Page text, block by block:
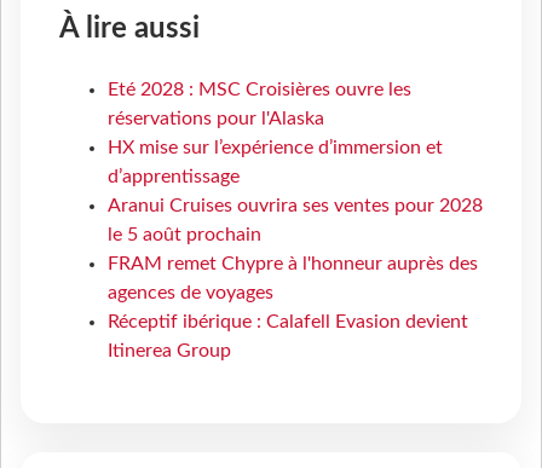
À lire aussi
Eté 2028 : MSC Croisières ouvre les
réservations pour l'Alaska
HX mise sur l’expérience d’immersion et
d’apprentissage
Aranui Cruises ouvrira ses ventes pour 2028
le 5 août prochain
FRAM remet Chypre à l'honneur auprès des
agences de voyages
Réceptif ibérique : Calafell Evasion devient
Itinerea Group